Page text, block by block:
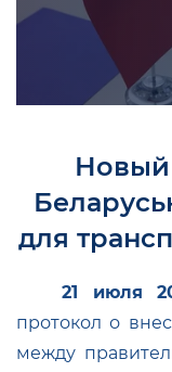
Новый
для
21 июля
протокол о
между